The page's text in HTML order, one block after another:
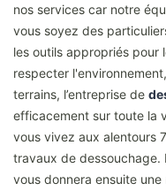
nos services car notre
vous soyez des
les outils appropriés pour
respecter
terrains, l’entreprise de
efficacement sur toute la
vous vivez aux alentours
travaux de dessouchage.
vous donnera ensuite